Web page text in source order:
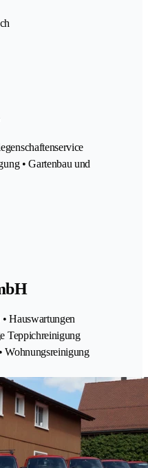
• Gartenbau und
Hauswartungen
Teppichreinigung
Wohnungsreinigung